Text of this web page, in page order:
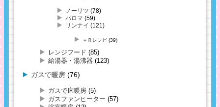
ノーリツ (78)
パロマ (59)
リンナイ (121)
＋Ｒレシピ (39)
レンジフード (85)
給湯器・湯沸器 (123)
ガスで暖房 (76)
ガスで床暖房 (5)
ガスファンヒーター (57)